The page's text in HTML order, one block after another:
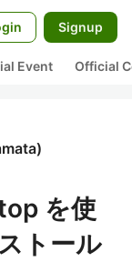
Signup
Event Official
)
を使
トール